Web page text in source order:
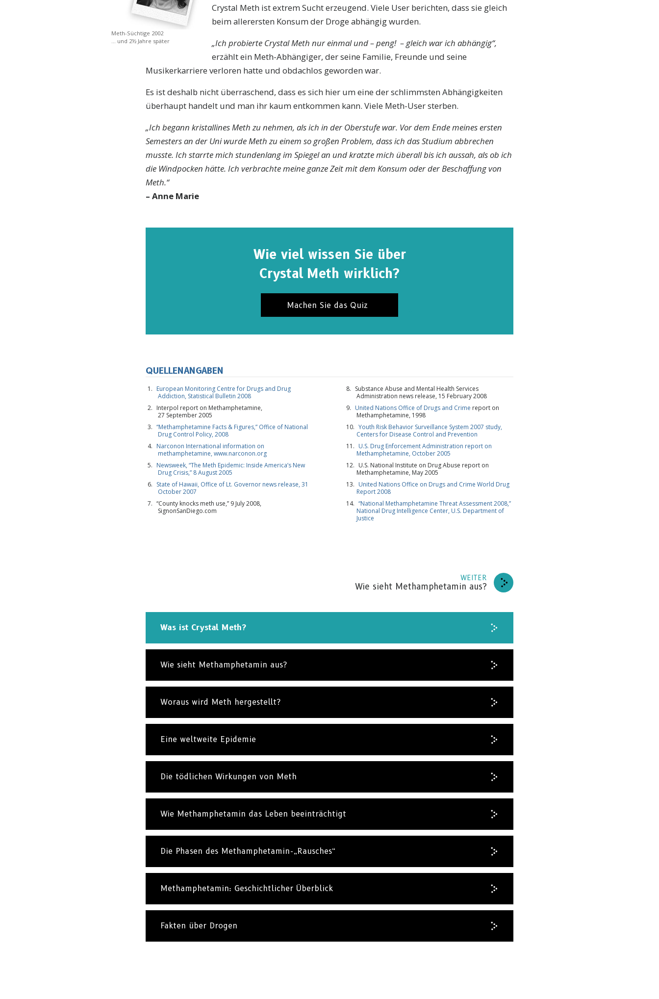
Meth-Süchtige 2002
… und 2½ Jahre später
Crystal Meth ist extrem Sucht erzeugend. Viele User berichten, dass sie gleich
beim allerersten Konsum der Droge abhängig wurden.
„Ich probierte Crystal Meth nur einmal und – peng! – gleich war ich abhängig“,
erzählt ein Meth-Abhängiger, der seine Familie, Freunde und seine
Musikerkarriere verloren hatte und obdachlos geworden war.
Es ist deshalb nicht überraschend, dass es sich hier um eine der schlimmsten Abhängigkeiten
überhaupt handelt und man ihr kaum entkommen kann. Viele Meth-User sterben.
„Ich begann kristallines Meth zu nehmen, als ich in der Oberstufe war. Vor dem Ende meines ersten
Semesters an der Uni wurde Meth zu einem so großen Problem, dass ich das Studium abbrechen
musste. Ich starrte mich stundenlang im Spiegel an und kratzte mich überall bis ich aussah, als ob ich
die Windpocken hätte. Ich verbrachte meine ganze Zeit mit dem Konsum oder der Beschaffung von
Meth.“
– Anne Marie
Wie viel wissen Sie über
Crystal Meth wirklich?
Machen Sie das Quiz
QUELLENANGABEN
European Monitoring Centre for Drugs and Drug
Addiction, Statistical Bulletin 2008
Interpol report on Methamphetamine,
27 September 2005
“Methamphetamine Facts & Figures,” Office of National
Drug Control Policy, 2008
Narconon International information on
methamphetamine, www.narconon.org
Newsweek, “The Meth Epidemic: Inside America’s New
Drug Crisis,” 8 August 2005
State of Hawaii, Office of Lt. Governor news release, 31
October 2007
“County knocks meth use,” 9 July 2008,
SignonSanDiego.com
Substance Abuse and Mental Health Services
Administration news release, 15 February 2008
United Nations Office of Drugs and Crime report on
Methamphetamine, 1998
Youth Risk Behavior Surveillance System 2007 study,
Centers for Disease Control and Prevention
U.S. Drug Enforcement Administration report on
Methamphetamine, October 2005
U.S. National Institute on Drug Abuse report on
Methamphetamine, May 2005
United Nations Office on Drugs and Crime World Drug
Report 2008
“National Methamphetamine Threat Assessment 2008,”
National Drug Intelligence Center, U.S. Department of
Justice
WEITER
Wie sieht Methamphetamin aus?
Was ist Crystal Meth?
Wie sieht Methamphetamin aus?
Woraus wird Meth hergestellt?
Eine weltweite Epidemie
Die tödlichen Wirkungen von Meth
Wie Methamphetamin das Leben beeinträchtigt
Die Phasen des Methamphetamin-„Rausches“
Methamphetamin: Geschichtlicher Überblick
Fakten über Drogen
ABONNIEREN SIE FÜR UPDATES UND WEGE, UM ZU HELFEN
Die Fakten über Drogen News
NEIN, DANKE